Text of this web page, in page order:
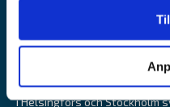
Alandia är ett
Alandia snabb och relevant
sjöförsäkringslösningar som
minskar resursnyttjande.
i Helsingfors och Stockholm